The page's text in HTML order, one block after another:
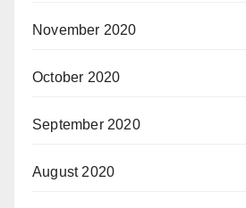
November 2020
October 2020
September 2020
August 2020